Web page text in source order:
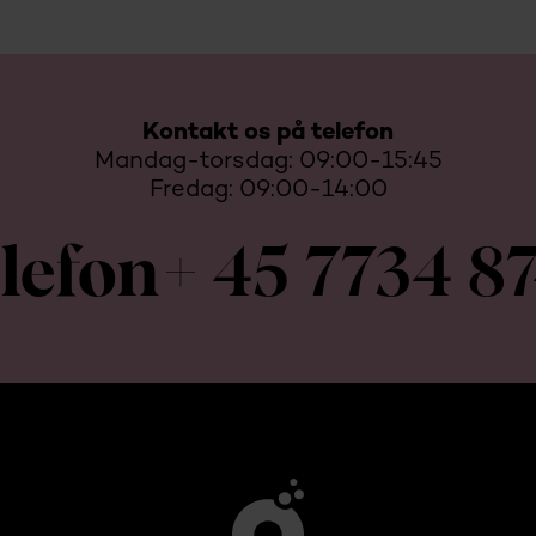
Kontakt os på telefon
Mandag-torsdag: 09:00-15:45
Fredag: 09:00-14:00
+ 45 7734